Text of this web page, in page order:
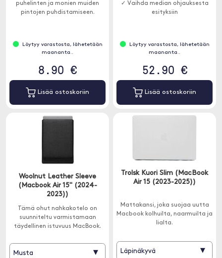
puhelinten ja monien muiden
pintojen puhdistamiseen.
Löytyy varastosta, lähetetään
maananta..
8.90 €
Lisää ostoskoriin
✓ Vaihda median ohjauksesta
esityksiin
Löytyy varastosta, lähetetään
maananta..
52.90 €
Lisää ostoskoriin
Woolnut Leather Sleeve
(Macbook Air 15" (2024-
2023))
Tämä ohut nahkakotelo on
suunniteltu varmistamaan
täydellinen istuvuus MacBook.
Musta ▾
Trolsk Kuori Slim (MacBook
Air 15 (2023-2025))
Mattakansi, joka suojaa uutta
Macbook kolhuilta, naarmuilta ja
lialta.
Läpinäkyvä ▾